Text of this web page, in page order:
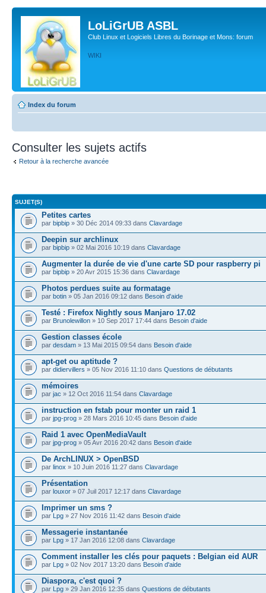
LoLiGrUB ASBL
Club Linux et Logiciels Libres du Borinage et Mons: forum
WIKI
Index du forum
Consulter les sujets actifs
Retour à la recherche avancée
SUJET(S)
Petites cartes
par bipbip » 30 Déc 2014 09:33 dans Clavardage
Deepin sur archlinux
par bipbip » 02 Mai 2016 10:19 dans Clavardage
Augmenter la durée de vie d'une carte SD pour raspberry pi
par bipbip » 20 Avr 2015 15:36 dans Clavardage
Photos perdues suite au formatage
par botin » 05 Jan 2016 09:12 dans Besoin d'aide
Testé : Firefox Nightly sous Manjaro 17.02
par Brunolewillon » 10 Sep 2017 17:44 dans Besoin d'aide
Gestion classes école
par desdam » 13 Mai 2015 09:54 dans Besoin d'aide
apt-get ou aptitude ?
par didiervillers » 05 Nov 2016 11:10 dans Questions de débutants
mémoires
par jac » 12 Oct 2016 11:54 dans Clavardage
instruction en fstab pour monter un raid 1
par jpg-prog » 28 Mars 2016 10:45 dans Besoin d'aide
Raid 1 avec OpenMediaVault
par jpg-prog » 05 Avr 2016 20:42 dans Besoin d'aide
De ArchLINUX > OpenBSD
par linox » 10 Juin 2016 11:27 dans Clavardage
Présentation
par louxor » 07 Juil 2017 12:17 dans Clavardage
Imprimer un sms ?
par Lpg » 27 Nov 2016 11:42 dans Besoin d'aide
Messagerie instantanée
par Lpg » 17 Jan 2016 12:08 dans Clavardage
Comment installer les clés pour paquets : Belgian eid AUR
par Lpg » 02 Nov 2017 13:20 dans Besoin d'aide
Diaspora, c'est quoi ?
par Lpg » 29 Jan 2016 12:35 dans Questions de débutants